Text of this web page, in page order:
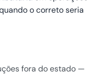
o correto seria
fora do estado —